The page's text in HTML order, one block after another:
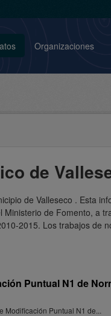
Organizaciones
de
de Valleseco . Esta
de Fomento, a
2015. Los trabajos de
Puntual N1 de
Modificación Puntual N1 de...